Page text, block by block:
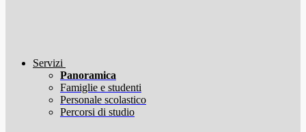
Servizi
Panoramica
Famiglie e studenti
Personale scolastico
Percorsi di studio